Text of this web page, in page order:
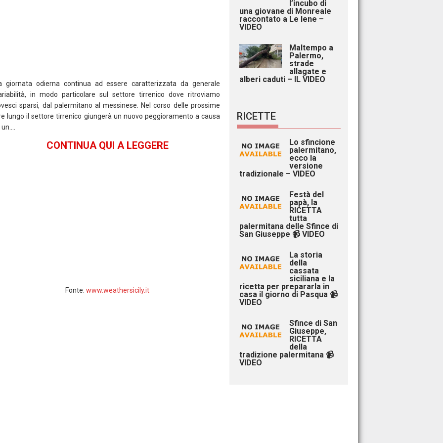
giornata odierna continua ad essere caratterizzata da generale
in modo particolare sul settore tirrenico dove ritroviamo
sparsi, dal palermitano al messinese. Nel corso delle prossime
lungo il settore tirrenico giungerà un nuovo peggioramento a causa
CONTINUA QUI A LEGGERE
Fonte:www.weathersicily.it
l’incubo di
una giovane di Monreale
raccontato a Le Iene –
VIDEO
Maltempo a
Palermo,
strade
allagate e
alberi caduti – IL VIDEO
RICETTE
Lo sfincione
palermitano,
ecco la
versione
tradizionale – VIDEO
Festà del
papà, la
RICETTA
tutta
palermitana delle Sfince di
San Giuseppe 📹 VIDEO
La storia
della
cassata
siciliana e la
ricetta per prepararla in
casa il giorno di Pasqua 📹
VIDEO
Sfince di San
Giuseppe,
RICETTA
della
tradizione palermitana 📹
VIDEO